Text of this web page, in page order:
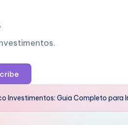
Investimentos: Guia Completo para